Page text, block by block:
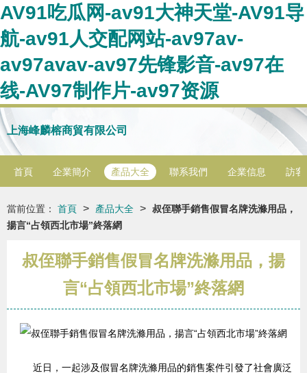
AV91吃瓜网-av91大神天堂-AV91导
航-av91人交配网站-av97av-
av97avav-av97先锋影音-av97在
线-AV97制作片-av97资源
上海峰麟榕商貿有限公司
首頁 企業簡介 產品大全 聯系我們 企業信息 訪客
當前位置： 首頁 > 產品大全 > 叔侄聯手銷售假冒名牌洗滌用品，
揚言“占領西北市場”終落網
叔侄聯手銷售假冒名牌洗滌用品，揚
言“占領西北市場”終落網
近日，一起涉及假冒名牌洗滌用品的銷售案件引發了社會廣泛